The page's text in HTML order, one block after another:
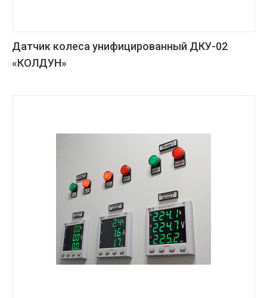
Датчик колеса унифицированный ДКУ-02
«КОЛДУН»